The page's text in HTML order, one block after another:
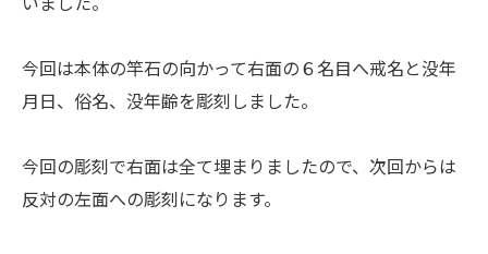
今回は本体の竿石の向かって右面の６名目へ戒名と没年
月日、俗名、没年齢を彫刻しました。
今回の彫刻で右面は全て埋まりましたので、次回からは
反対の左面への彫刻になります。